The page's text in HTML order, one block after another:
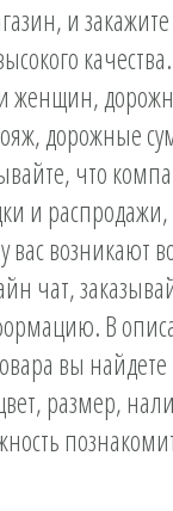
и
качества.
женщин,
дорожные
что
и
вас возникают
чат,
В
вы найдете
размер,